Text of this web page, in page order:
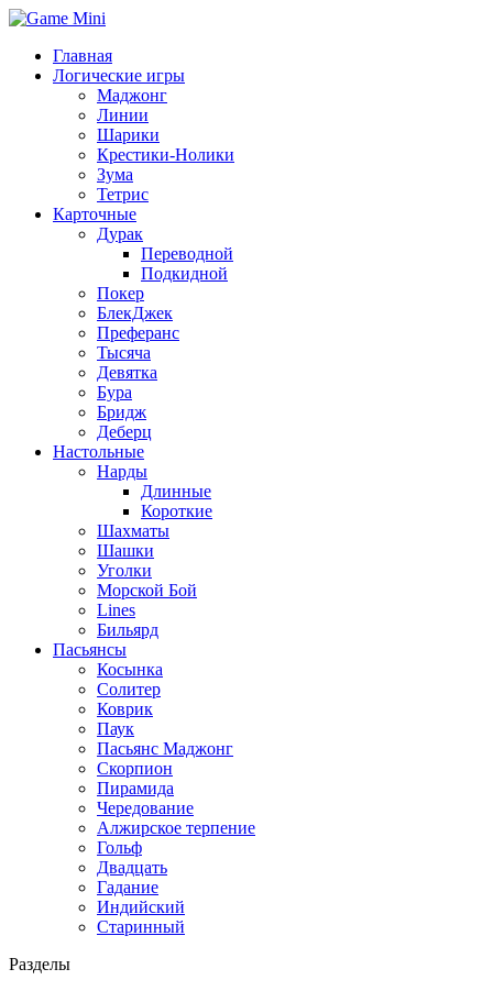
Главная
Логические игры
Маджонг
Линии
Шарики
Крестики-Нолики
Зума
Тетрис
Карточные
Дурак
Переводной
Подкидной
Покер
БлекДжек
Преферанс
Тысяча
Девятка
Бура
Бридж
Деберц
Настольные
Нарды
Длинные
Короткие
Шахматы
Шашки
Уголки
Морской Бой
Lines
Бильярд
Пасьянсы
Косынка
Солитер
Коврик
Паук
Пасьянс Маджонг
Скорпион
Пирамида
Чередование
Алжирское терпение
Гольф
Двадцать
Гадание
Индийский
Старинный
Разделы